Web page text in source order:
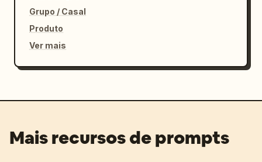
Grupo / Casal
Produto
Ver mais
Mais recursos de prompts